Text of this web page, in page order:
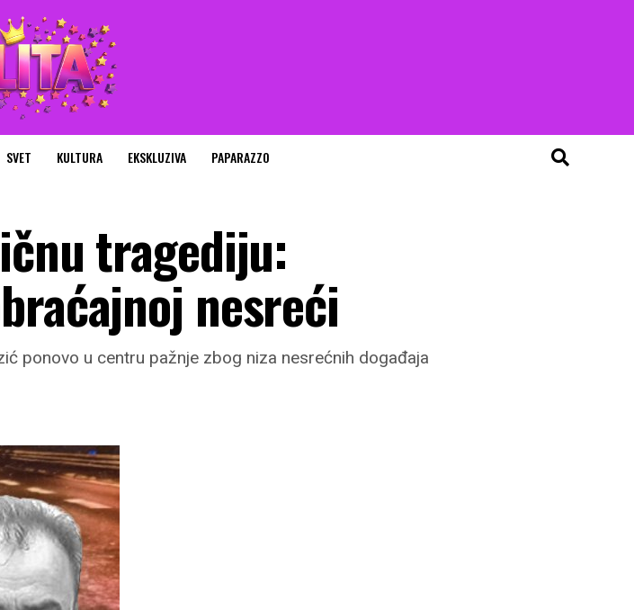
SVET KULTURA EKSKLUZIVA PAPARAZZO
tragediju:
nesreći
ponovo u centru pažnje zbog niza nesrećnih događaja